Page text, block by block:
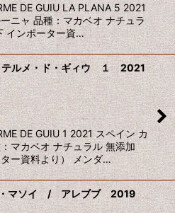
DE GUIU LA PLANA 5 2021
ニャ 品種：マカベオ ナチュラ
インポーター資…
ルメ・ド・ギィウ １ 2021
DE GUIU 1 2021 スペイン カ
マカベオ ナチュラル 無添加
ター資料より） メンダ…
・マソイ / アレブブ 2019